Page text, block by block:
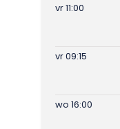
vr 11:00
vr 09:15
wo 16:00